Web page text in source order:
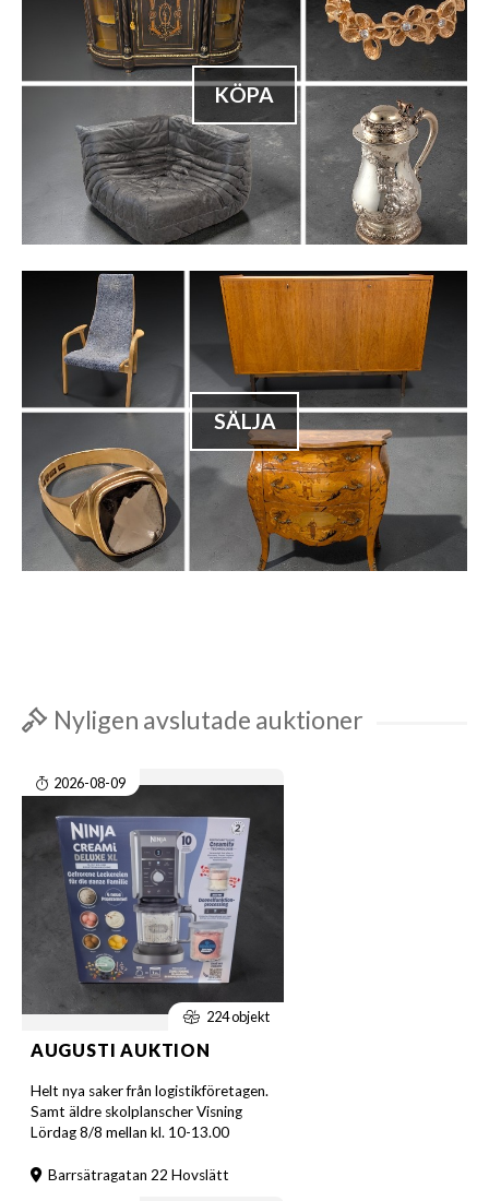
KÖPA
SÄLJA
Nyligen avslutade auktioner
2026-08-09
224 objekt
AUGUSTI AUKTION
Helt nya saker från logistikföretagen.
Samt äldre skolplanscher Visning
Lördag 8/8 mellan kl. 10-13.00
Barrsätragatan 22 Hovslätt